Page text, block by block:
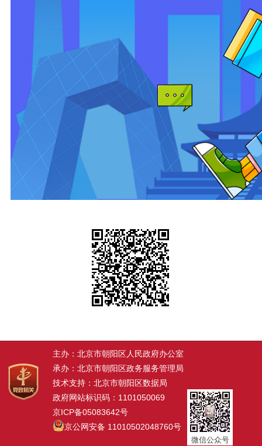
主办：北京市朝阳区人民政府办公室
承办：北京市朝阳区政务服务管理局
技术支持：北京市朝阳区数据局
政府网站标识码：1101050069
京ICP备05083642号
京公网安备 11010502048760号
微信公众号